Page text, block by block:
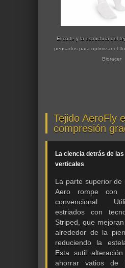
El corte y la estructura del
pensados para optimizar el
Bioracer
Tejido AeroFly
compresión
La ciencia detrás de las
verticales
La parte superior de
Aero rompe con
convencional.
estriados con
Striped, que
alrededor de la
reduciendo la
Esta sutil
ahorrar vatios de